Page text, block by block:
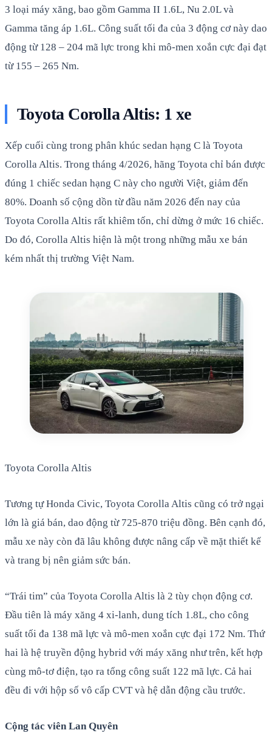
3 loại máy xăng, bao gồm Gamma II 1.6L, Nu 2.0L và
Gamma tăng áp 1.6L. Công suất tối đa của 3 động cơ này dao
động từ 128 – 204 mã lực trong khi mô-men xoắn cực đại đạt
từ 155 – 265 Nm.
Toyota Corolla Altis: 1 xe
Xếp cuối cùng trong phân khúc sedan hạng C là Toyota
Corolla Altis. Trong tháng 4/2026, hãng Toyota chỉ bán được
đúng 1 chiếc sedan hạng C này cho người Việt, giảm đến
80%. Doanh số cộng dồn từ đầu năm 2026 đến nay của
Toyota Corolla Altis rất khiêm tốn, chỉ dừng ở mức 16 chiếc.
Do đó, Corolla Altis hiện là một trong những mẫu xe bán
kém nhất thị trường Việt Nam.
Toyota Corolla Altis
Tương tự Honda Civic, Toyota Corolla Altis cũng có trở ngại
lớn là giá bán, dao động từ 725-870 triệu đồng. Bên cạnh đó,
mẫu xe này còn đã lâu không được nâng cấp về mặt thiết kế
và trang bị nên giảm sức bán.
“Trái tim” của Toyota Corolla Altis là 2 tùy chọn động cơ.
Đầu tiên là máy xăng 4 xi-lanh, dung tích 1.8L, cho công
suất tối đa 138 mã lực và mô-men xoắn cực đại 172 Nm. Thứ
hai là hệ truyền động hybrid với máy xăng như trên, kết hợp
cùng mô-tơ điện, tạo ra tổng công suất 122 mã lực. Cả hai
đều đi với hộp số vô cấp CVT và hệ dẫn động cầu trước.
Cộng tác viên Lan Quyên